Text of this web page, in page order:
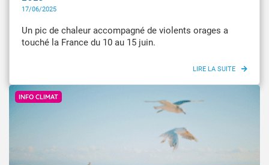
17/06/2025
Un pic de chaleur accompagné de violents orages a
touché la France du 10 au 15 juin.
INFO CLIMAT
Météo-France / Eddy Duluc